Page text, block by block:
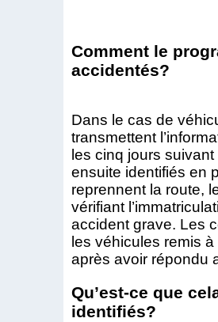
Comment le
accidentés?
Dans le cas de
transmettent
les cinq jours
ensuite identifiés en
reprennent la route,
vérifiant
accident grave. Les
les véhicules remis
après avoir répondu
Qu’est-ce que
identifiés?